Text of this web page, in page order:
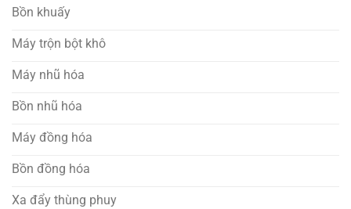
Bồn khuấy
Máy trộn bột khô
Máy nhũ hóa
Bồn nhũ hóa
Máy đồng hóa
Bồn đồng hóa
Xa đẩy thùng phuy